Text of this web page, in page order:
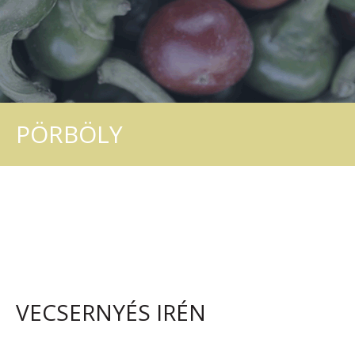
PÖRBÖLY
VECSERNYÉS IRÉN